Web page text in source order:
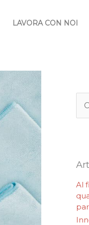
LAVORA CON NOI
e
Al